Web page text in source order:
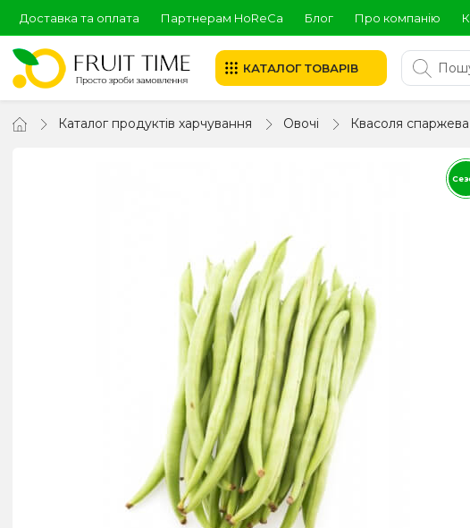
Доставка та оплата Партнерам HoReCa Блог Про компанію
КАТАЛОГ ТОВАРІВ
Каталог продуктів харчування Овочі Квасоля спаржева